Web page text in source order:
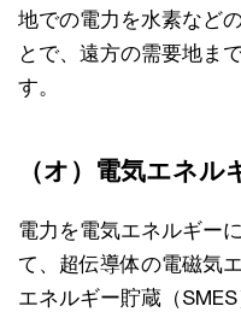
地での電力を水素など
とで、遠方の需要地ま
す。
（オ）電気エネル
電力を電気エネルギー
て、超伝導体の電磁気
エネルギー貯蔵（